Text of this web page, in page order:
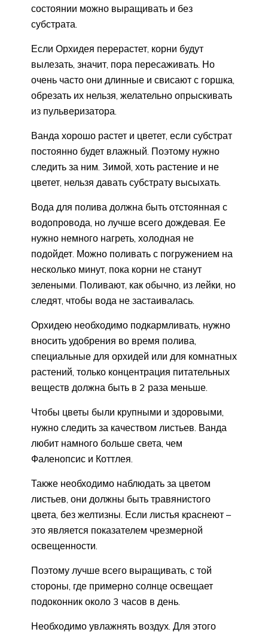
состоянии можно выращивать и без
субстрата.
Если Орхидея перерастет, корни будут
вылезать, значит, пора пересаживать. Но
очень часто они длинные и свисают с горшка,
обрезать их нельзя, желательно опрыскивать
из пульверизатора.
Ванда хорошо растет и цветет, если субстрат
постоянно будет влажный. Поэтому нужно
следить за ним. Зимой, хоть растение и не
цветет, нельзя давать субстрату высыхать.
Вода для полива должна быть отстоянная с
водопровода, но лучше всего дождевая. Ее
нужно немного нагреть, холодная не
подойдет. Можно поливать с погружением на
несколько минут, пока корни не станут
зелеными. Поливают, как обычно, из лейки, но
следят, чтобы вода не застаивалась.
Орхидею необходимо подкармливать, нужно
вносить удобрения во время полива,
специальные для орхидей или для комнатных
растений, только концентрация питательных
веществ должна быть в 2 раза меньше.
Чтобы цветы были крупными и здоровыми,
нужно следить за качеством листьев. Ванда
любит намного больше света, чем
Фаленопсис и Коттлея.
Также необходимо наблюдать за цветом
листьев, они должны быть травянистого
цвета, без желтизны. Если листья краснеют –
это является показателем чрезмерной
освещенности.
Поэтому лучше всего выращивать, с той
стороны, где примерно солнце освещает
подоконник около 3 часов в день.
Необходимо увлажнять воздух. Для этого